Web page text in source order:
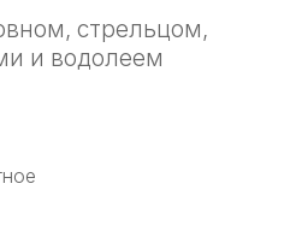
стрельцом,
и водолеем